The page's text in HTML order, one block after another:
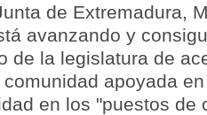
de Extremadura,
avanzando y
de la legislatura de
apoyada
en los "puestos de